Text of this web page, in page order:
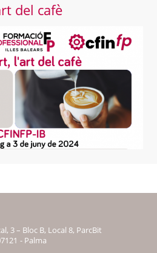
del cafè
3 – Bloc B, Local 8, ParcBit
- Palma